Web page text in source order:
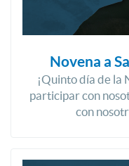
Novena a
¡Quinto día de la
participar con
con